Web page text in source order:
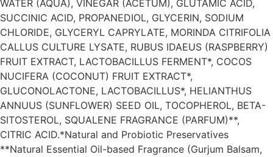
WATER (AQUA), VINEGAR (ACETUM), GLUTAMIC ACID,
SUCCINIC ACID, PROPANEDIOL, GLYCERIN, SODIUM
CHLORIDE, GLYCERYL CAPRYLATE, MORINDA CITRIFOLIA
CALLUS CULTURE LYSATE, RUBUS IDAEUS (RASPBERRY)
FRUIT EXTRACT, LACTOBACILLUS FERMENT*, COCOS
NUCIFERA (COCONUT) FRUIT EXTRACT*,
GLUCONOLACTONE, LACTOBACILLUS*, HELIANTHUS
ANNUUS (SUNFLOWER) SEED OIL, TOCOPHEROL, BETA-
SITOSTEROL, SQUALENE FRAGRANCE (PARFUM)**,
CITRIC ACID.*Natural and Probiotic Preservatives
**Natural Essential Oil-based Fragrance (Gurjum Balsam,